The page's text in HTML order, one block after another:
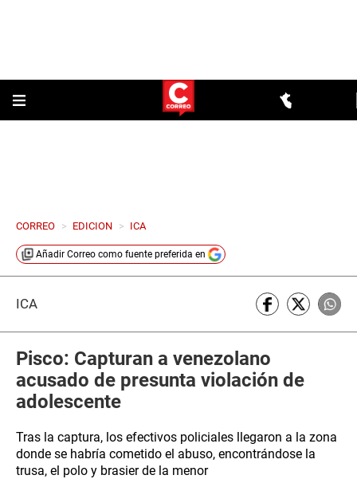
CORREO > EDICION > ICA
Añadir Correo como fuente preferida en
ICA
Pisco: Capturan a venezolano
acusado de presunta violación de
adolescente
Tras la captura, los efectivos policiales llegaron a la zona
donde se habría cometido el abuso, encontrándose la
trusa, el polo y brasier de la menor